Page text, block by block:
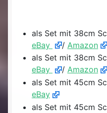
als Set mit 38cm
eBay
/ Amazon
als Set mit 38cm
eBay
/ Amazon
als Set mit 45cm
eBay
als Set mit 45cm